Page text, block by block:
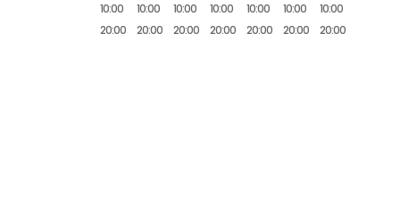
10:00
20:00
10:00
20:00
10:00
20:00
10:00
20:00
10:00
20:00
10:00
20:00
10:00
20:00